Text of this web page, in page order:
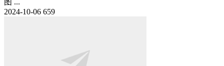
图 ...
2024-10-06 659